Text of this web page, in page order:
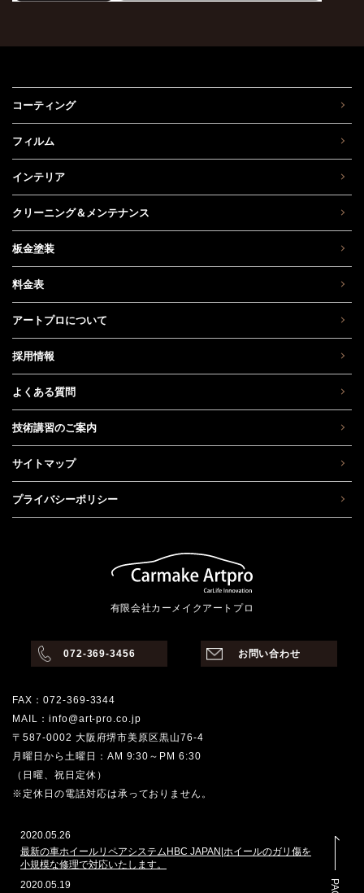
コーティング
フィルム
インテリア
クリーニング＆メンテナンス
板金塗装
料金表
アートプロについて
採用情報
よくある質問
技術講習のご案内
サイトマップ
プライバシーポリシー
有限会社カーメイクアートプロ
072-369-3456 お問い合わせ
FAX：072-369-3344
MAIL：info@art-pro.co.jp
〒587-0002 大阪府堺市美原区黒山76-4
月曜日から土曜日：AM 9:30～PM 6:30
（日曜、祝日定休）
※定休日の電話対応は承っておりません。
2020.05.26
最新の車ホイールリペアシステムHBC JAPAN|ホイールのガリ傷を
小規模な修理で対応いたします。
2020.05.19